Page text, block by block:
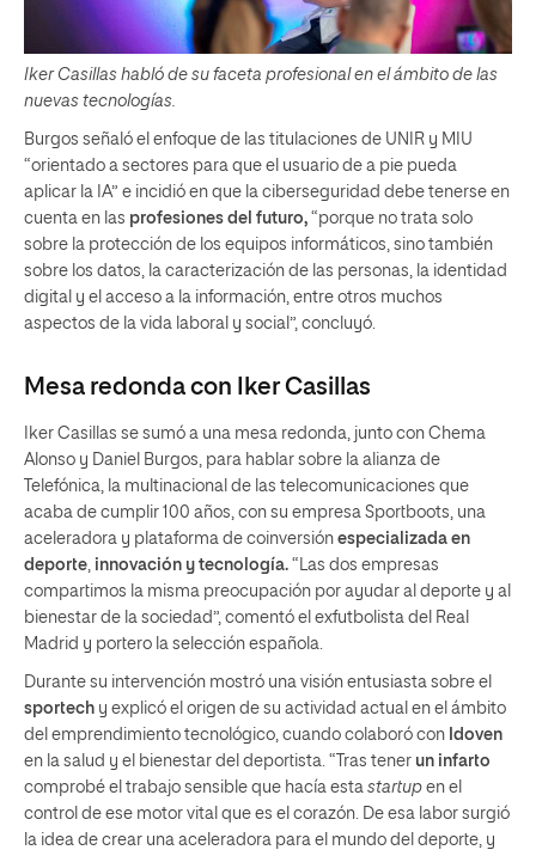
Iker Casillas habló de su faceta profesional en el ámbito de las
nuevas tecnologías.
Burgos señaló el enfoque de las titulaciones de UNIR y MIU
“orientado a sectores para que el usuario de a pie pueda
aplicar la IA” e incidió en que la ciberseguridad debe tenerse en
cuenta en las profesiones del futuro, “porque no trata solo
sobre la protección de los equipos informáticos, sino también
sobre los datos, la caracterización de las personas, la identidad
digital y el acceso a la información, entre otros muchos
aspectos de la vida laboral y social”, concluyó.
Mesa redonda con Iker Casillas
Iker Casillas se sumó a una mesa redonda, junto con Chema
Alonso y Daniel Burgos, para hablar sobre la alianza de
Telefónica, la multinacional de las telecomunicaciones que
acaba de cumplir 100 años, con su empresa Sportboots, una
aceleradora y plataforma de coinversión especializada en
deporte, innovación y tecnología. “Las dos empresas
compartimos la misma preocupación por ayudar al deporte y al
bienestar de la sociedad”, comentó el exfutbolista del Real
Madrid y portero la selección española.
Durante su intervención mostró una visión entusiasta sobre el
sportech y explicó el origen de su actividad actual en el ámbito
del emprendimiento tecnológico, cuando colaboró con Idoven
en la salud y el bienestar del deportista. “Tras tener un infarto
comprobé el trabajo sensible que hacía esta startup en el
control de ese motor vital que es el corazón. De esa labor surgió
la idea de crear una aceleradora para el mundo del deporte, y